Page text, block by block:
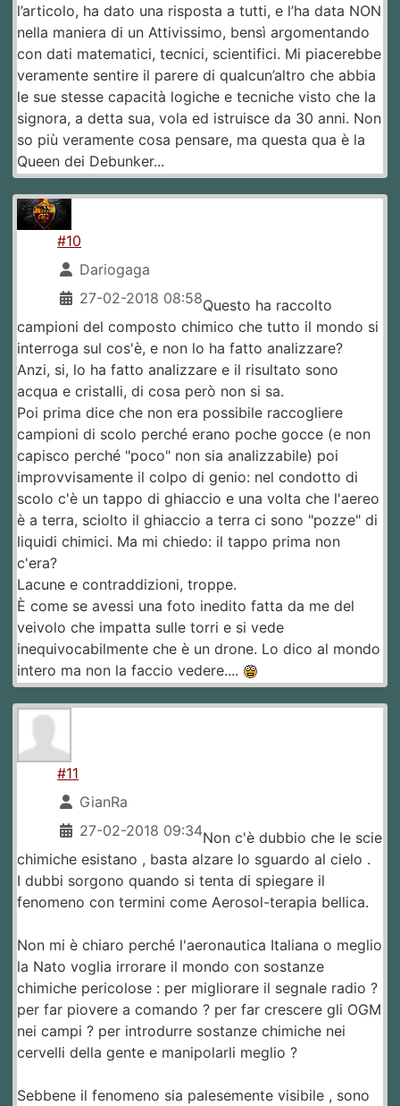
l’articolo, ha dato una risposta a tutti, e l’ha data NON
nella maniera di un Attivissimo, bensì argomentando
con dati matematici, tecnici, scientifici. Mi piacerebbe
veramente sentire il parere di qualcun’altro che abbia
le sue stesse capacità logiche e tecniche visto che la
signora, a detta sua, vola ed istruisce da 30 anni. Non
so più veramente cosa pensare, ma questa qua è la
Queen dei Debunker...
#10
Dariogaga
27-02-2018 08:58Questo ha raccolto
campioni del composto chimico che tutto il mondo si
interroga sul cos'è, e non lo ha fatto analizzare?
Anzi, si, lo ha fatto analizzare e il risultato sono
acqua e cristalli, di cosa però non si sa.
Poi prima dice che non era possibile raccogliere
campioni di scolo perché erano poche gocce (e non
capisco perché "poco" non sia analizzabile) poi
improvvisamente il colpo di genio: nel condotto di
scolo c'è un tappo di ghiaccio e una volta che l'aereo
è a terra, sciolto il ghiaccio a terra ci sono "pozze" di
liquidi chimici. Ma mi chiedo: il tappo prima non
c'era?
Lacune e contraddizioni, troppe.
È come se avessi una foto inedito fatta da me del
veivolo che impatta sulle torri e si vede
inequivocabilmente che è un drone. Lo dico al mondo
intero ma non la faccio vedere....
#11
GianRa
27-02-2018 09:34Non c'è dubbio che le scie
chimiche esistano , basta alzare lo sguardo al cielo .
I dubbi sorgono quando si tenta di spiegare il
fenomeno con termini come Aerosol-terapia bellica.
Non mi è chiaro perché l'aeronautica Italiana o meglio
la Nato voglia irrorare il mondo con sostanze
chimiche pericolose : per migliorare il segnale radio ?
per far piovere a comando ? per far crescere gli OGM
nei campi ? per introdurre sostanze chimiche nei
cervelli della gente e manipolarli meglio ?
Sebbene il fenomeno sia palesemente visibile , sono